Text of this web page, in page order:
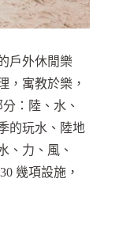
戶外休閒樂
，寓教於樂，
：陸、水、
的玩水、陸地
、力、風、
幾項設施，